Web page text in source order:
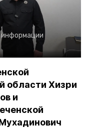
области Хизри
и